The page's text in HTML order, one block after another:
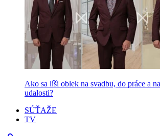
Ako sa líši oblek na svadbu, do práce a
udalosti?
SÚŤAŽE
TV